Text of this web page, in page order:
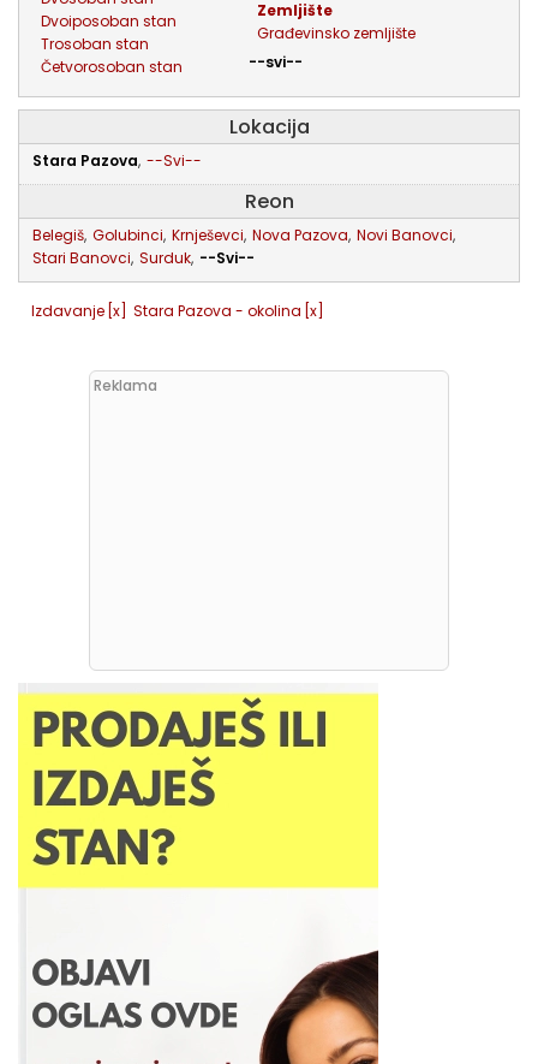
dvoiposoban stan
trosoban stan
četvorosoban stan
zemljište
građevinsko zemljište
--svi--
Lokacija
Stara Pazova, --Svi--
Reon
Belegiš, Golubinci, Krnješevci, Nova Pazova, Novi Banovci,
Stari Banovci, Surduk, --Svi--
Izdavanje [x] Stara Pazova - okolina [x]
Reklama